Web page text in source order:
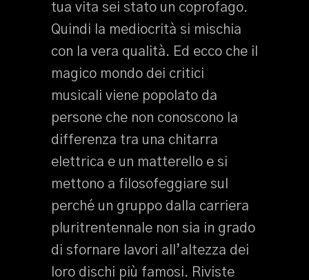
tua vita sei stato un coprofago.
Quindi la mediocrità si mischia
con la vera qualità. Ed ecco che il
magico mondo dei critici
musicali viene popolato da
persone che non conoscono la
differenza tra una chitarra
elettrica e un matterello e si
mettono a filosofeggiare sul
perché un gruppo dalla carriera
pluritrentennale non sia in grado
di sfornare lavori all’altezza dei
loro dischi più famosi. Riviste